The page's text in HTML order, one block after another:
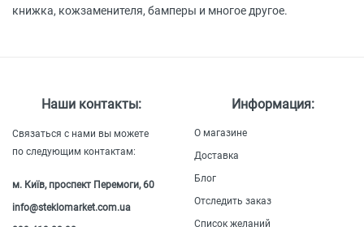
книжка, кожзаменителя, бамперы и многое другое.
Наши контакты:
Связаться с нами вы можете
по следующим контактам:
м. Київ, проспект Перемоги, 60
info@steklomarket.com.ua
Информация:
О магазине
Доставка
Блог
Отследить заказ
Список желаний